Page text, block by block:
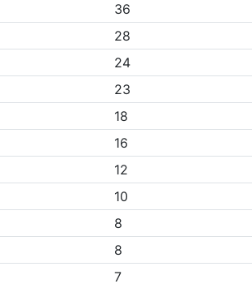
36
28
24
23
18
16
12
10
8
8
7